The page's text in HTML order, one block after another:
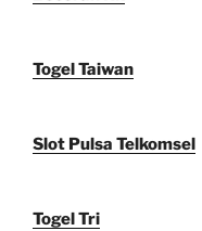
Togel Taiwan
Slot Pulsa Telkomsel
Togel Tri